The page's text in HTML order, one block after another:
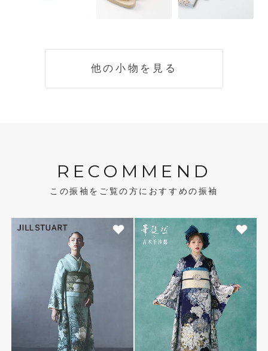
他の小物を見る
RECOMMEND
この振袖をご覧の方におすすめの振袖